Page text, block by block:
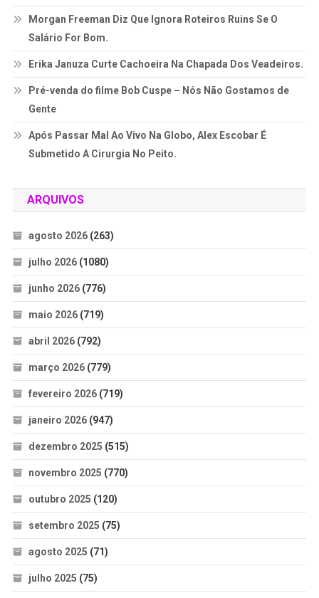
Morgan Freeman Diz Que Ignora Roteiros Ruins Se O
Salário For Bom.
Erika Januza Curte Cachoeira Na Chapada Dos Veadeiros.
Pré-venda do filme Bob Cuspe – Nós Não Gostamos de
Gente
Após Passar Mal Ao Vivo Na Globo, Alex Escobar É
Submetido A Cirurgia No Peito.
ARQUIVOS
agosto 2026(263)
julho 2026(1080)
junho 2026(776)
maio 2026(719)
abril 2026(792)
março 2026(779)
fevereiro 2026(719)
janeiro 2026(947)
dezembro 2025 (515)
novembro 2025 (770)
outubro 2025 (120)
setembro 2025 (75)
agosto 2025 (71)
julho 2025 (75)